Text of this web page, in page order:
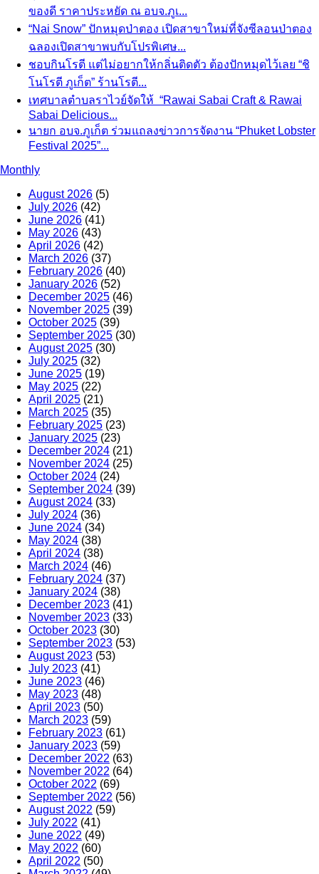
ของดี ราคาประหยัด ณ อบจ.ภูเ...
“Nai Snow” ปักหมุดป่าตอง เปิดสาขาใหม่ที่จังซีลอนป่าตอง
ฉลองเปิดสาขาพบกับโปรพิเศษ...
ชอบกินโรตี แต่ไม่อยากให้กลิ่นติดตัว ต้องปักหมุดไว้เลย “ชิ
โนโรตี ภูเก็ต” ร้านโรตี...
เทศบาลตำบลราไวย์จัดให้ “Rawai Sabai Craft & Rawai
Sabai Delicious...
นายก อบจ.ภูเก็ต ร่วมแถลงข่าวการจัดงาน “Phuket Lobster
Festival 2025”...
Monthly
August 2026 (5)
July 2026 (42)
June 2026 (41)
May 2026 (43)
April 2026 (42)
March 2026 (37)
February 2026 (40)
January 2026 (52)
December 2025 (46)
November 2025 (39)
October 2025 (39)
September 2025 (30)
August 2025 (30)
July 2025 (32)
June 2025 (19)
May 2025 (22)
April 2025 (21)
March 2025 (35)
February 2025 (23)
January 2025 (23)
December 2024 (21)
November 2024 (25)
October 2024 (24)
September 2024 (39)
August 2024 (33)
July 2024 (36)
June 2024 (34)
May 2024 (38)
April 2024 (38)
March 2024 (46)
February 2024 (37)
January 2024 (38)
December 2023 (41)
November 2023 (33)
October 2023 (30)
September 2023 (53)
August 2023 (53)
July 2023 (41)
June 2023 (46)
May 2023 (48)
April 2023 (50)
March 2023 (59)
February 2023 (61)
January 2023 (59)
December 2022 (63)
November 2022 (64)
October 2022 (69)
September 2022 (56)
August 2022 (59)
July 2022 (41)
June 2022 (49)
May 2022 (60)
April 2022 (50)